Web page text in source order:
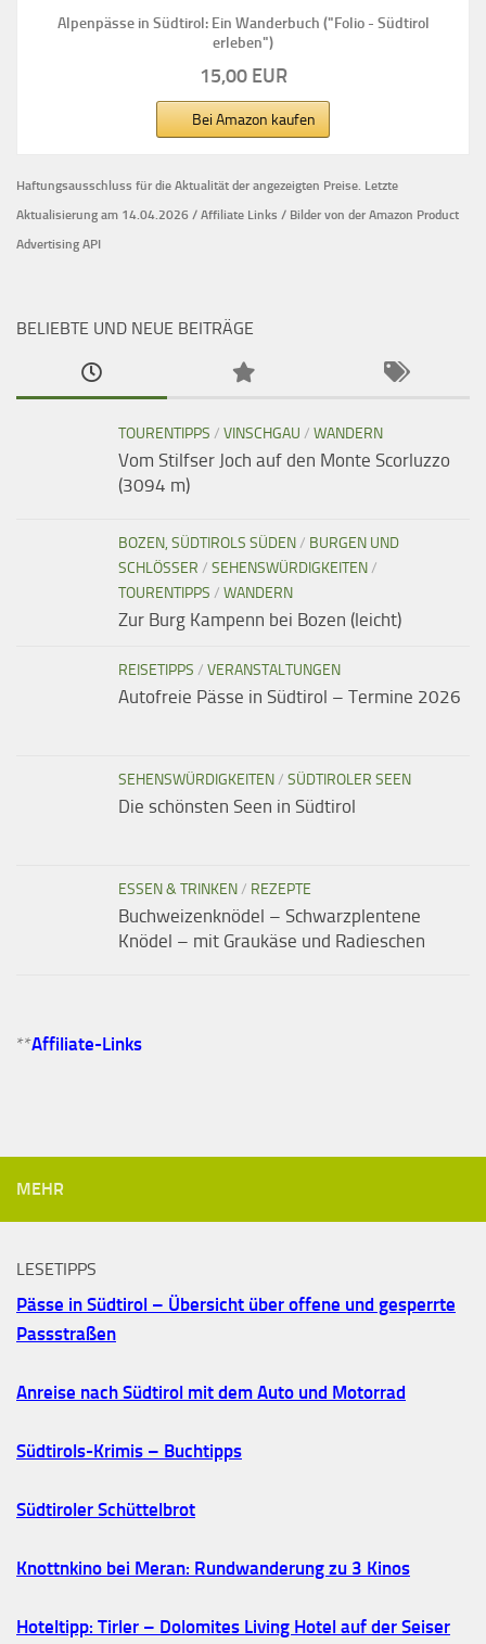
Alpenpässe in Südtirol: Ein Wanderbuch ("Folio - Südtirol
erleben")
15,00 EUR
Bei Amazon kaufen
Haftungsausschluss für die Aktualität der angezeigten Preise. Letzte
Aktualisierung am 14.04.2026 / Affiliate Links / Bilder von der Amazon Product
Advertising API
BELIEBTE UND NEUE BEITRÄGE
TOURENTIPPS / VINSCHGAU / WANDERN
Vom Stilfser Joch auf den Monte Scorluzzo
(3094 m)
BOZEN, SÜDTIROLS SÜDEN/ BURGEN UND
SCHLÖSSER / SEHENSWÜRDIGKEITEN/
TOURENTIPPS / WANDERN
Zur Burg Kampenn bei Bozen (leicht)
REISETIPPS / VERANSTALTUNGEN
Autofreie Pässe in Südtirol – Termine 2026
SEHENSWÜRDIGKEITEN/ SÜDTIROLER SEEN
Die schönsten Seen in Südtirol
ESSEN & TRINKEN/ REZEPTE
Buchweizenknödel – Schwarzplentene
Knödel – mit Graukäse und Radieschen
**Affiliate-Links
MEHR
LESETIPPS
Pässe in Südtirol – Übersicht über offene und gesperrte
Passstraßen
Anreise nach Südtirol mit dem Auto und Motorrad
Südtirols-Krimis – Buchtipps
Südtiroler Schüttelbrot
Knottnkino bei Meran: Rundwanderung zu 3 Kinos
Hoteltipp: Tirler – Dolomites Living Hotel auf der Seiser